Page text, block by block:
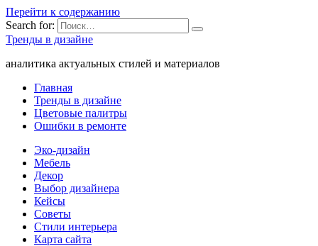
Перейти к содержанию
Search for:
Тренды в дизайне
аналитика актуальных стилей и материалов
Главная
Тренды в дизайне
Цветовые палитры
Ошибки в ремонте
Эко-дизайн
Мебель
Декор
Выбор дизайнера
Кейсы
Советы
Стили интерьера
Карта сайта